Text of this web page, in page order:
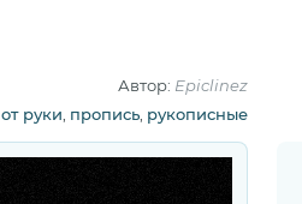
Автор: Epiclinez
от руки пропись рукописные